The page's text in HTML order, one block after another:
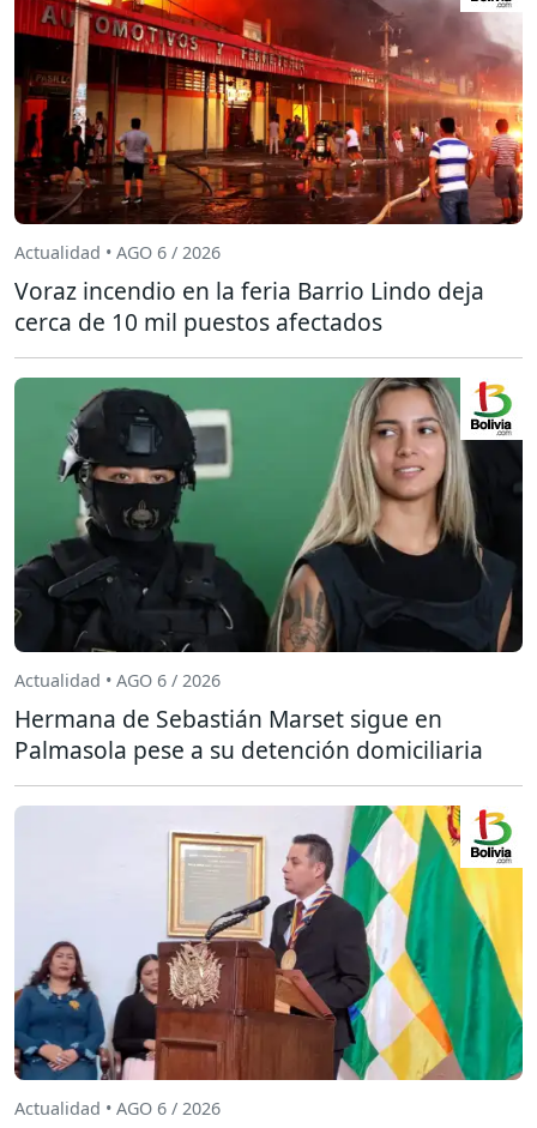
Actualidad • AGO 6 / 2026
Voraz incendio en la feria Barrio Lindo deja
cerca de 10 mil puestos afectados
Actualidad • AGO 6 / 2026
Hermana de Sebastián Marset sigue en
Palmasola pese a su detención domiciliaria
Actualidad • AGO 6 / 2026